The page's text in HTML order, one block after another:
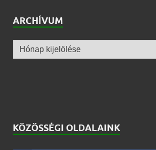
ARCHÍVUM
KÖZÖSSÉGI OLDALAINK